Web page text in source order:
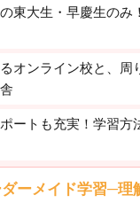
東大生・早慶生のみ
オンライン校と、周
ートも充実！学習方
ーメイド学習─理